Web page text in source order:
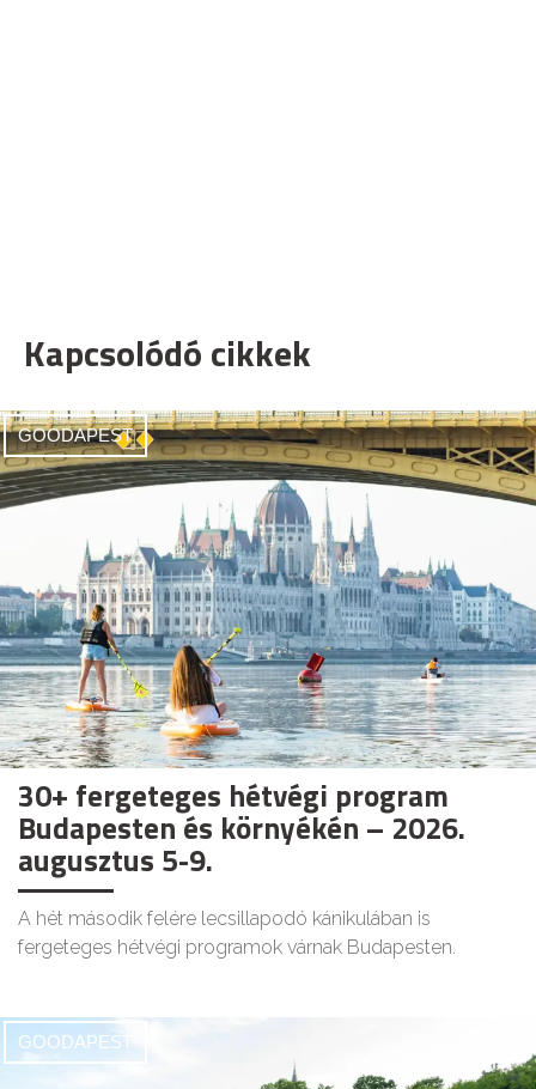
Kapcsolódó cikkek
GOODAPEST
30+ fergeteges hétvégi program
Budapesten és környékén – 2026.
augusztus 5-9.
A hét második felére lecsillapodó kánikulában is
fergeteges hétvégi programok várnak Budapesten.
GOODAPEST